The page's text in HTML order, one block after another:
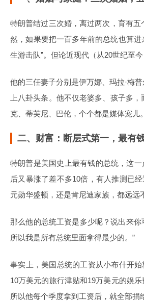
特朗普结过三次婚，离过两次，育有
然，如果要把一百多年前的总统也算
生游击队”。但论近现代（从20世纪至
他的三任妻子分别是伊万娜、玛拉·梅
上八卦头条。他不仅老婆多、孩子多
克、蒂芙尼、巴伦，个个都是媒体宠儿。
二、财富：断层式第一，最有
特朗普是美国史上最有钱的总统，这
后又暴涨了差不多10倍，有人推测已
元勋华盛顿，还是肯尼迪家族，都远
那么他的总统工资是多少呢？说出来
所以我是所有总统里面拿得最少的。”
事实上，美国总统的工资从小布什开
10万美元的旅行津贴和19万美元的娱
所以他每个季度拿到工资后，就全部捐